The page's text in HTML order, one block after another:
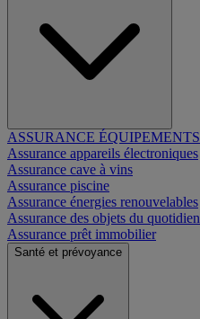
ASSURANCE ÉQUIPEMENTS
Assurance appareils électroniques
Assurance cave à vins
Assurance piscine
Assurance énergies renouvelables
Assurance des objets du quotidien
Assurance prêt immobilier
Santé et prévoyance